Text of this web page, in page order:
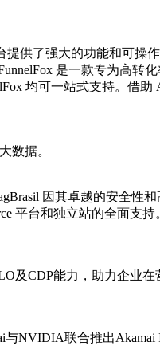
供了强大的功能和可操
是一款专为高转
均可一站式支持。借助
数据。
因其卓越的安全性
平台和独立站的全面支持
及CDP能力，助力企业
NVIDIA联合推出Akamai